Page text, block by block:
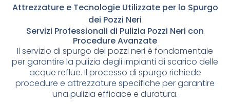
Attrezzature e Tecnologie Utilizzate per lo Spurgo
dei Pozzi Neri
Servizi Professionali di Pulizia Pozzi Neri con
Procedure Avanzate
Il servizio di spurgo dei pozzi neri è fondamentale
per garantire la pulizia degli impianti di scarico delle
acque reflue. Il processo di spurgo richiede
procedure e attrezzature specifiche per garantire
una pulizia efficace e duratura.